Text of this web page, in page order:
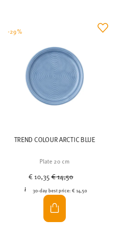
TREND COLOUR ARCTIC BLUE
Plate 20 cm
€ 10,35Price reduced from
€ 14,50
30-day best price: € 14,50
-29%